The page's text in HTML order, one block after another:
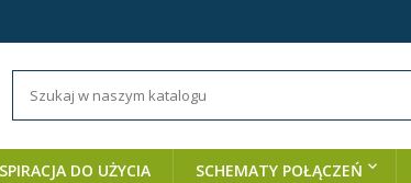
DO UŻYCIA SCHEMATY POŁĄCZEŃ